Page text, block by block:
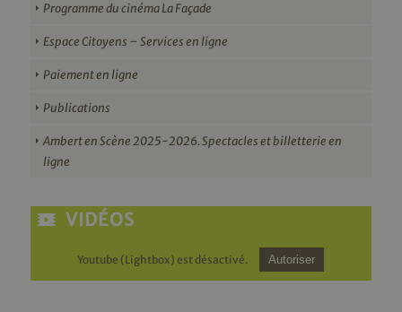
Programme du cinéma La Façade
Espace Citoyens – Services en ligne
Paiement en ligne
Publications
Ambert en Scène 2025-2026. Spectacles et billetterie en
ligne
VIDÉOS
Youtube (Lightbox) est désactivé. Autoriser